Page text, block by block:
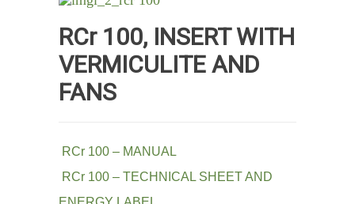
RCr 100, INSERT WITH
VERMICULITE AND
FANS
RCr 100 – MANUAL
RCr 100 – TECHNICAL SHEET AND